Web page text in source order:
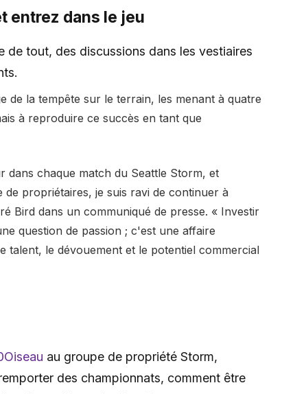
entrez dans le jeu
de tout, des discussions dans les vestiaires
de la tempête sur le terrain, les menant à quatre
à reproduire ce succès en tant que
chaque match du Seattle Storm, et
propriétaires, je suis ravi de continuer à
Bird dans un communiqué de presse. « Investir
question de passion ; c'est une affaire
talent, le dévouement et le potentiel commercial
au groupe de propriété Storm,
des championnats, comment être